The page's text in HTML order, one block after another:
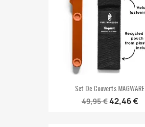
Set De Couverts MAGWARE
49,95 €42,46 €